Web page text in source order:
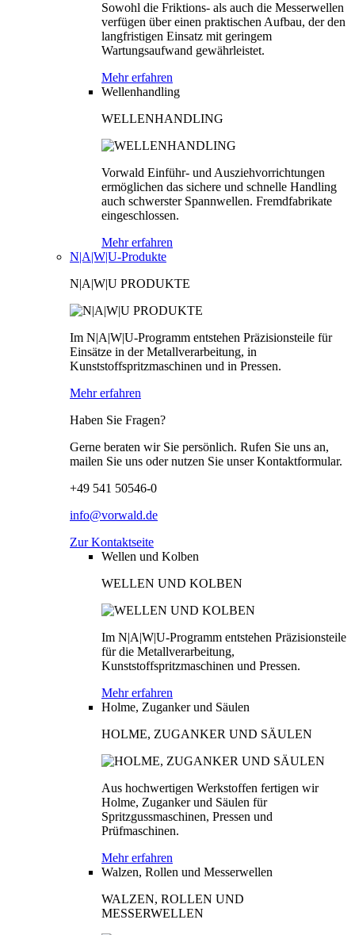
Sowohl die Friktions- als auch die Messerwellen
verfügen über einen praktischen Aufbau, der den
langfristigen Einsatz mit geringem
Wartungsaufwand gewährleistet.
Mehr erfahren
Wellenhandling
WELLENHANDLING
Vorwald Einführ- und Ausziehvorrichtungen
ermöglichen das sichere und schnelle Handling
auch schwerster Spannwellen. Fremdfabrikate
eingeschlossen.
Mehr erfahren
N|A|W|U-Produkte
N|A|W|U PRODUKTE
Im N|A|W|U-Programm entstehen Präzisionsteile für
Einsätze in der Metallverarbeitung, in
Kunststoffspritzmaschinen und in Pressen.
Mehr erfahren
Haben Sie Fragen?
Gerne beraten wir Sie persönlich. Rufen Sie uns an,
mailen Sie uns oder nutzen Sie unser Kontaktformular.
+49 541 50546-0
info@vorwald.de
Zur Kontaktseite
Wellen und Kolben
WELLEN UND KOLBEN
Im N|A|W|U-Programm entstehen Präzisionsteile
für die Metallverarbeitung,
Kunststoffspritzmaschinen und Pressen.
Mehr erfahren
Holme, Zuganker und Säulen
HOLME, ZUGANKER UND SÄULEN
Aus hochwertigen Werkstoffen fertigen wir
Holme, Zuganker und Säulen für
Spritzgussmaschinen, Pressen und
Prüfmaschinen.
Mehr erfahren
Walzen, Rollen und Messerwellen
WALZEN, ROLLEN UND
MESSERWELLEN